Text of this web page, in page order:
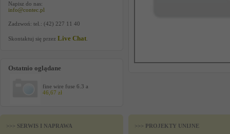
Napisz do nas:
info@contec.pl
Zadzwoń: tel.: (42) 227 11 40
Skontaktuj się przez Live Chat
Ostatnio oglądane
fine wire fuse 6.3 a
46,67 zł
>>> SERWIS I NAPRAWA
>>> PROJEKTY UNIJNE